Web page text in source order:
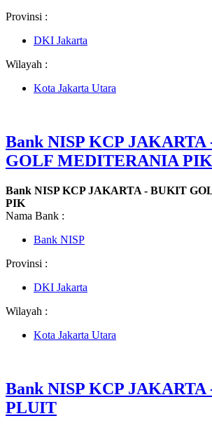
Provinsi :
DKI Jakarta
Wilayah :
Kota Jakarta Utara
Bank NISP KCP
GOLF MEDITERANIA PIK
Bank NISP KCP JAKARTA - BUKIT
PIK
Nama Bank :
Bank NISP
Provinsi :
DKI Jakarta
Wilayah :
Kota Jakarta Utara
Bank NISP KCP JAKARTA
PLUIT